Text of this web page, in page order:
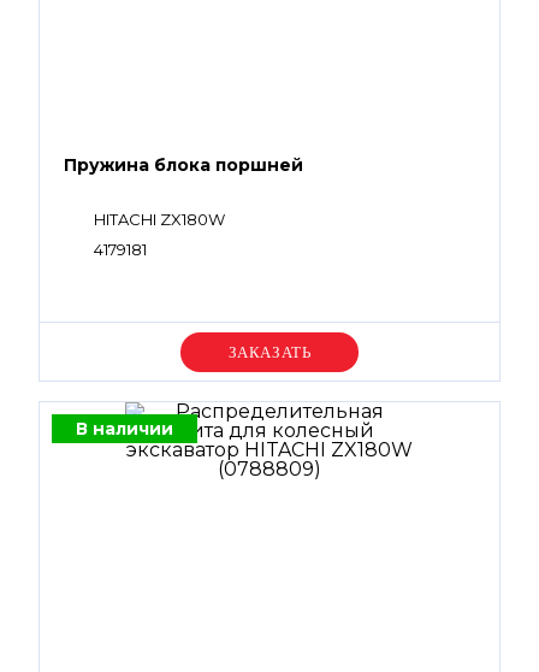
Пружина блока поршней
HITACHI ZX180W
4179181
Уточняйте цену
В наличии